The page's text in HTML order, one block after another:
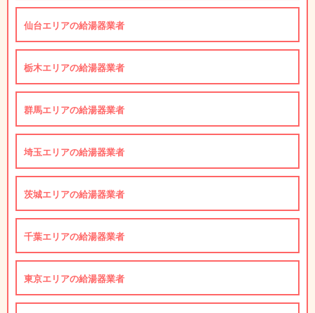
仙台エリアの給湯器業者
栃木エリアの給湯器業者
群馬エリアの給湯器業者
埼玉エリアの給湯器業者
茨城エリアの給湯器業者
千葉エリアの給湯器業者
東京エリアの給湯器業者